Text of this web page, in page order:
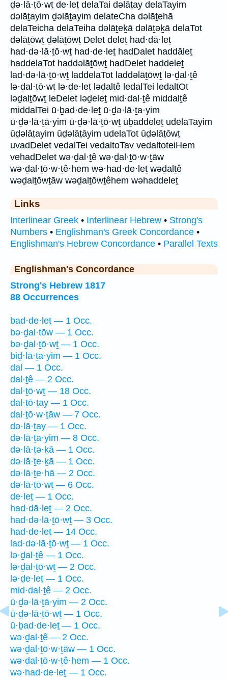
ḏə·lā·ṯō·wṯ de·leṯ delaTai dəlāṯay delaTayim
dəlāṯayim ḏəlāṯayim delateCha dəlāṯehā
delaTeicha delaTeiha dəlāṯeḵā dəlāṯəḵā delaTot
dəlāṯōwṯ ḏəlāṯōwṯ Delet deleṯ had·dā·leṯ
had·də·lā·ṯō·wṯ had·de·leṯ hadDalet haddāleṯ
haddelaTot haddəlāṯōwṯ hadDelet haddeleṯ
lad·də·lā·ṯō·wṯ laddelaTot laddəlāṯōwṯ lə·ḏal·ṯê
lə·ḏal·ṯō·wṯ lə·ḏe·leṯ ləḏalṯê ledalTei ledaltOt
ləḏalṯōwṯ leDelet ləḏeleṯ mid·dal·ṯê middalṯê
middalTei ū·ḇad·de·leṯ ū·ḏə·lā·ṯa·yim
ū·ḏə·lā·ṯā·yim ū·ḏə·lā·ṯō·wṯ ūḇaddeleṯ udelaTayim
ūḏəlāṯayim ūḏəlāṯāyim udelaTot ūḏəlāṯōwṯ
uvadDelet vedalTei vedaltoTav vedaltoteiHem
vehadDelet wə·ḏal·ṯê wə·ḏal·ṯō·w·ṯāw
wə·ḏal·ṯō·w·ṯê·hem wə·had·de·leṯ wəḏalṯê
wəḏalṯōwṯāw wəḏalṯōwṯêhem wəhaddeleṯ
Links
Interlinear Greek • Interlinear Hebrew • Strong's
Numbers • Englishman's Greek Concordance •
Englishman's Hebrew Concordance • Parallel Texts
Englishman's Concordance
Strong's Hebrew 1817
88 Occurrences
bad·de·leṯ — 1 Occ.
bə·ḏal·tōw — 1 Occ.
bə·ḏal·ṯō·wṯ — 1 Occ.
biḏ·lā·ṯa·yim — 1 Occ.
dal — 1 Occ.
dal·ṯê — 2 Occ.
dal·ṯō·wṯ — 18 Occ.
dal·ṯō·ṯay — 1 Occ.
dal·ṯō·w·ṯāw — 7 Occ.
də·lā·ṯay — 1 Occ.
də·lā·ṯa·yim — 8 Occ.
də·lā·ṯə·ḵā — 1 Occ.
də·lā·ṯe·ḵā — 1 Occ.
də·lā·ṯe·hā — 2 Occ.
də·lā·ṯō·wṯ — 6 Occ.
de·leṯ — 1 Occ.
had·dā·leṯ — 2 Occ.
had·də·lā·ṯō·wṯ — 3 Occ.
had·de·leṯ — 14 Occ.
lad·də·lā·ṯō·wṯ — 1 Occ.
lə·ḏal·ṯê — 1 Occ.
lə·ḏal·ṯō·wṯ — 2 Occ.
lə·ḏe·leṯ — 1 Occ.
mid·dal·ṯê — 2 Occ.
ū·ḏə·lā·ṯā·yim — 2 Occ.
ū·ḏə·lā·ṯō·wṯ — 1 Occ.
ū·ḇad·de·leṯ — 1 Occ.
wə·ḏal·ṯê — 2 Occ.
wə·ḏal·ṯō·w·ṯāw — 1 Occ.
wə·ḏal·ṯō·w·ṯê·hem — 1 Occ.
wə·had·de·leṯ — 1 Occ.